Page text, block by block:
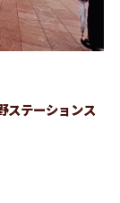
テーションス